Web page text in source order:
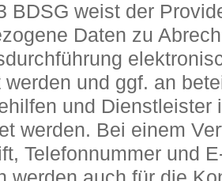
BDSG weist der
Daten zu
werden und ggf. an
und Dienstleister
werden. Bei einem
Telefonnummer und